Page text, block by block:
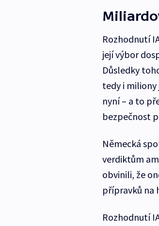
Rozhodnutí
její výbor
Důsledky
tedy i miliony
nyní – a to
bezpečnost
Německá
verdiktům
obvinili, že
přípravků na
Rozhodnutí